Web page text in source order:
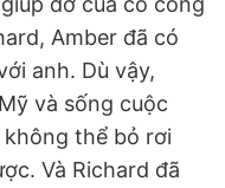
Amber đã có
anh. Dù vậy,
và sống cuộc
thể bỏ rơi
Và Richard đã